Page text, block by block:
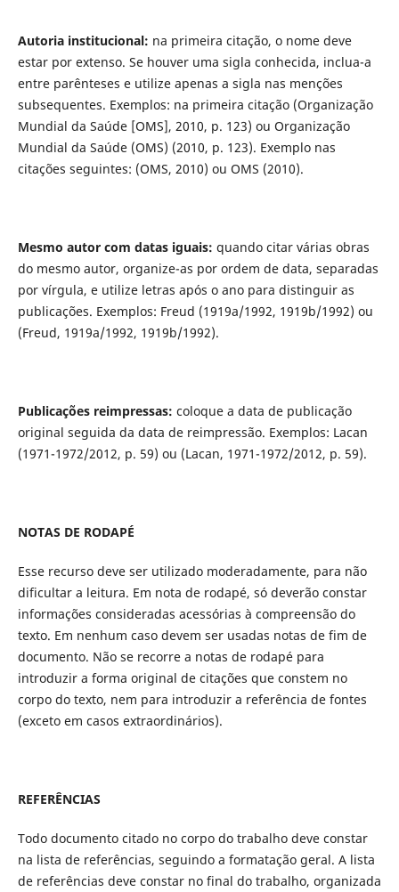
Autoria institucional: na primeira citação, o nome deve
estar por extenso. Se houver uma sigla conhecida, inclua-a
entre parênteses e utilize apenas a sigla nas menções
subsequentes. Exemplos: na primeira citação (Organização
Mundial da Saúde [OMS], 2010, p. 123) ou Organização
Mundial da Saúde (OMS) (2010, p. 123). Exemplo nas
citações seguintes: (OMS, 2010) ou OMS (2010).
Mesmo autor com datas iguais: quando citar várias obras
do mesmo autor, organize-as por ordem de data, separadas
por vírgula, e utilize letras após o ano para distinguir as
publicações. Exemplos: Freud (1919a/1992, 1919b/1992) ou
(Freud, 1919a/1992, 1919b/1992).
Publicações reimpressas: coloque a data de publicação
original seguida da data de reimpressão. Exemplos: Lacan
(1971-1972/2012, p. 59) ou (Lacan, 1971-1972/2012, p. 59).
NOTAS DE RODAPÉ
Esse recurso deve ser utilizado moderadamente, para não
dificultar a leitura. Em nota de rodapé, só deverão constar
informações consideradas acessórias à compreensão do
texto. Em nenhum caso devem ser usadas notas de fim de
documento. Não se recorre a notas de rodapé para
introduzir a forma original de citações que constem no
corpo do texto, nem para introduzir a referência de fontes
(exceto em casos extraordinários).
REFERÊNCIAS
Todo documento citado no corpo do trabalho deve constar
na lista de referências, seguindo a formatação geral. A lista
de referências deve constar no final do trabalho, organizada